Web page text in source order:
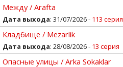
Между / Arafta
Дата выхода: 31/07/2026 - 113 серия
Кладбище / Mezarlik
Дата выхода: 28/08/2026 - 13 серия
Опасные улицы / Arka Sokaklar